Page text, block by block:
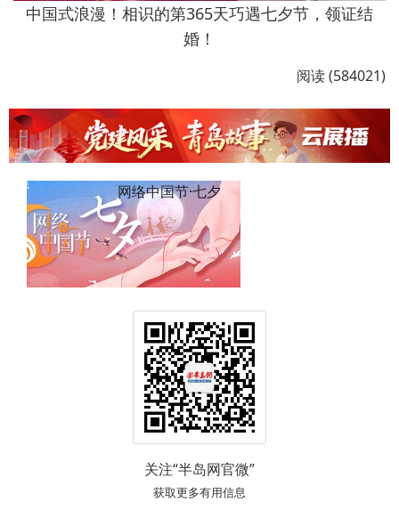
中国式浪漫！相识的第365天巧遇七夕节，领证结
婚！
阅读 (584021)
网络中国节·七夕
关注“半岛网官微”
获取更多有用信息